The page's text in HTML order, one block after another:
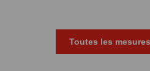
Toutes les